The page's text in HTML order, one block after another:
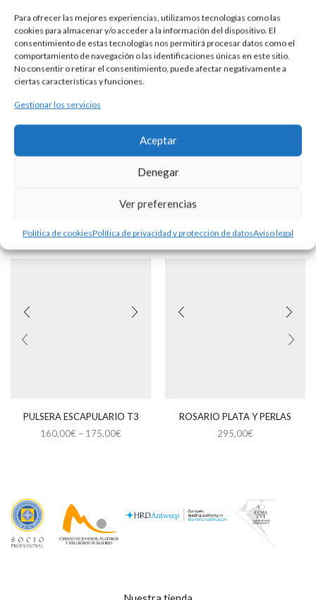
Para ofrecer las mejores experiencias, utilizamos tecnologías como las
cookies para almacenar y/o acceder a la información del dispositivo. El
consentimiento de estas tecnologías nos permitirá procesar datos como el
comportamiento de navegación o las identificaciones únicas en este sitio.
No consentir o retirar el consentimiento, puede afectar negativamente a
ciertas características y funciones.
Gestionar los servicios
Aceptar
Denegar
Ver preferencias
Política de cookiesPolítica de privacidad y protección de datosAviso legal
BENDITERA DE PLATA
DESCRIPCIÓN
Benditera realizada en plata, con imagen de la Virgen de
Covadonga y 8,5 cm de altura. Interior de la cazuelita con
Productos Relacionados
PULSERA ESCAPULARIO T3
160,00€ – 175,00€
Las
opciones
se
ROSARIO PLATA Y PERLAS
295,00€